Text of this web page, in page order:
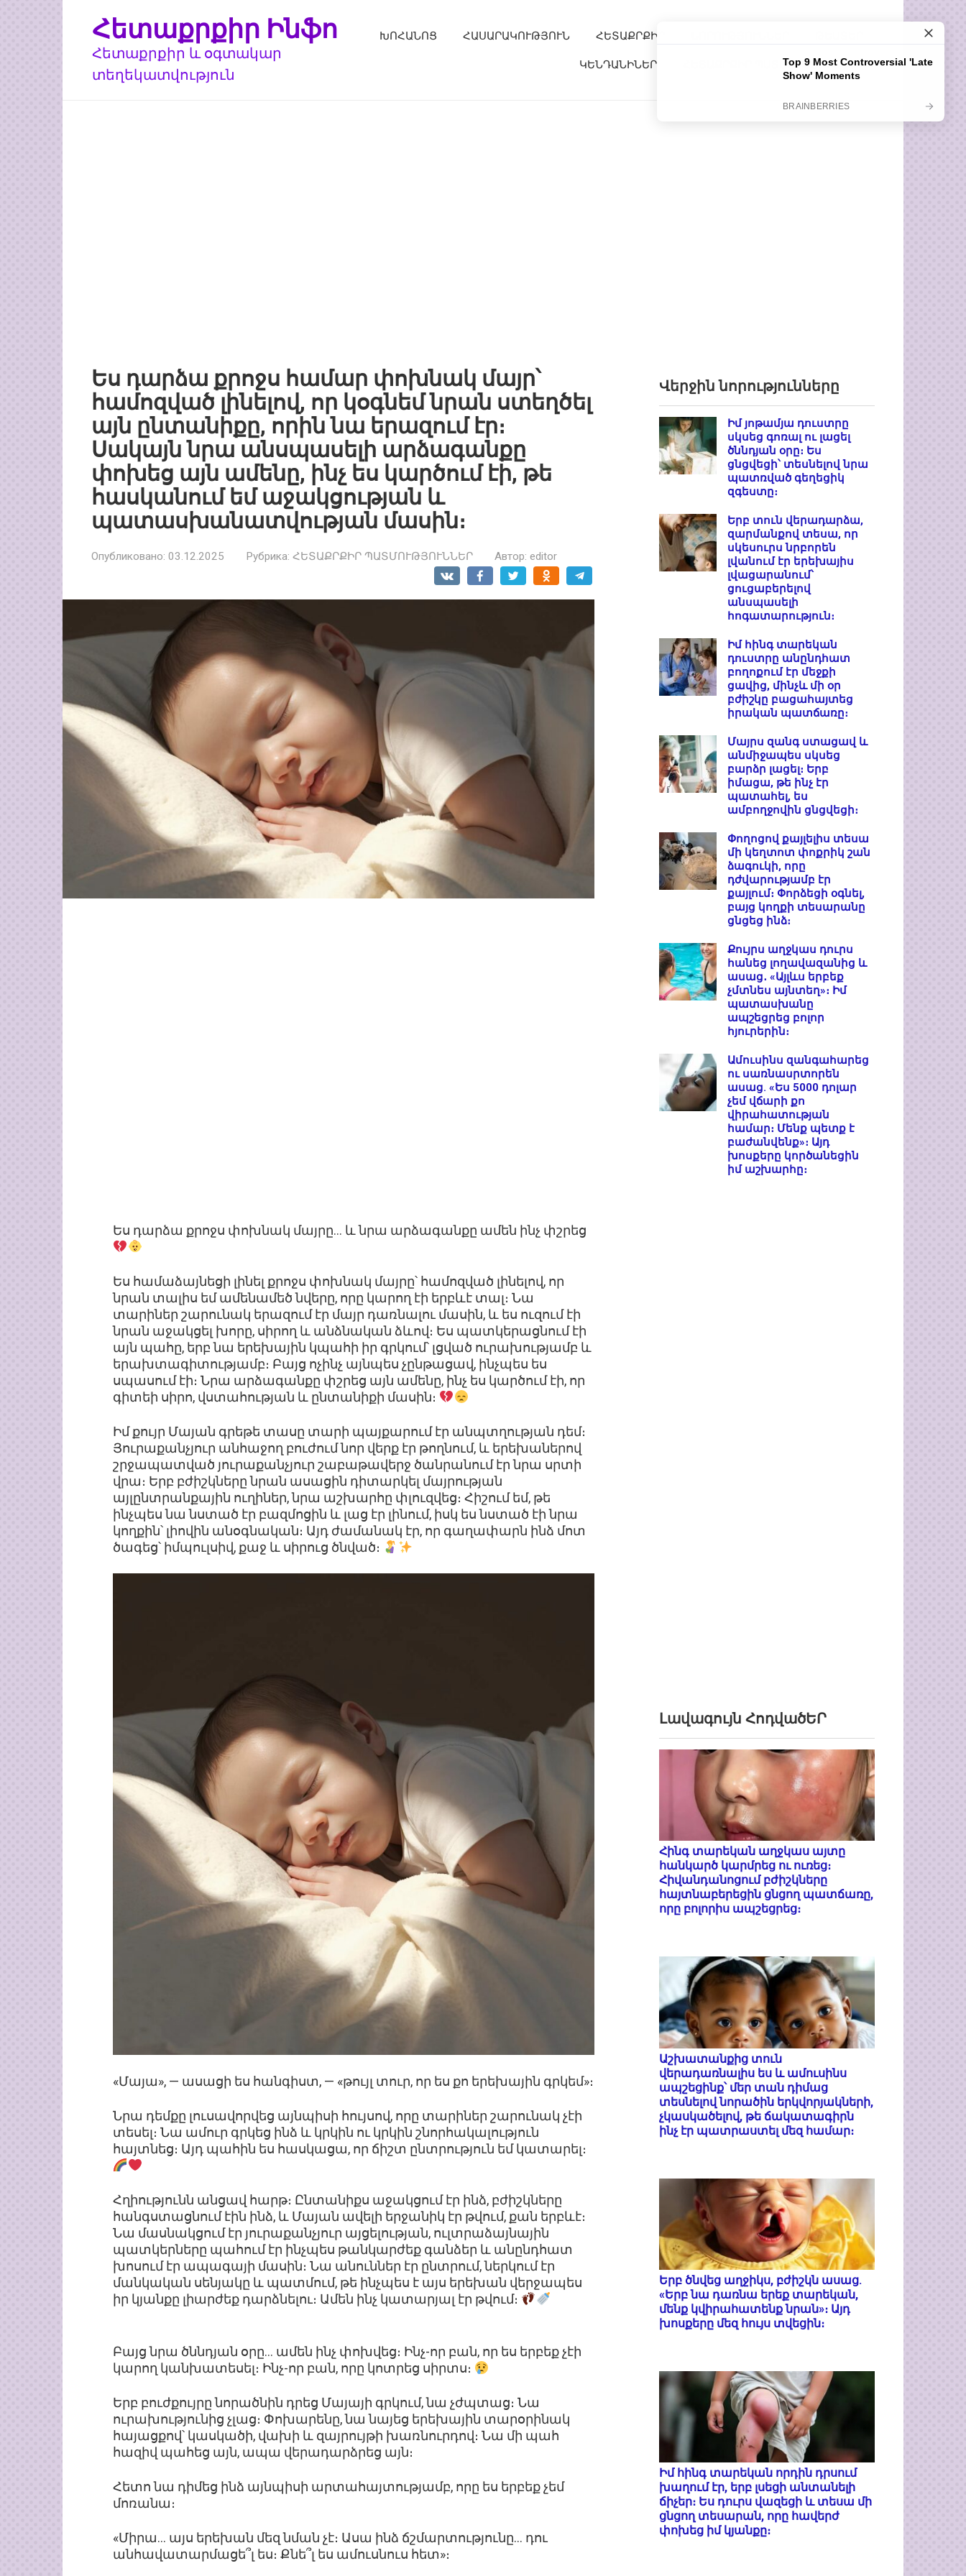
Հետաքրքիր Ինֆո
Հետաքրքիր և օգտակար
տեղեկատվություն
ԽՈՀԱՆՈՑ ՀԱՍԱՐԱԿՈՒԹՅՈՒՆ ՀԵՏԱՔՐՔԻՐ
ԿԵՆԴԱՆԻՆԵՐ ՀԵՏԱՔՐՔԻՐ ՊԱՏՄՈՒԹՅՈՒՆՆԵՐ
Ես դարձա քրոջս համար փոխնակ մայր՝
համոզված լինելով, որ կօգնեմ նրան ստեղծել
այն ընտանիքը, որին նա երազում էր։
Սակայն նրա անսպասելի արձագանքը
փոխեց այն ամենը, ինչ ես կարծում էի, թե
հասկանում եմ աջակցության և
պատասխանատվության մասին։
Опубликовано: 03.12.2025 Рубрика: ՀԵՏԱՔՐՔԻՐ ՊԱՏՄՈՒԹՅՈՒՆՆԵՐ Автор: editor
Ես դարձա քրոջս փոխնակ մայրը… և նրա արձագանքը ամեն ինչ փշրեց
Ես համաձայնեցի լինել քրոջս փոխնակ մայրը՝ համոզված լինելով, որ
նրան տալիս եմ ամենամեծ նվերը, որը կարող էի երբևէ տալ։ Նա
տարիներ շարունակ երազում էր մայր դառնալու մասին, և ես ուզում էի
նրան աջակցել խորը, սիրող և անձնական ձևով։ Ես պատկերացնում էի
այն պահը, երբ նա երեխային կպահի իր գրկում՝ լցված ուրախությամբ և
երախտագիտությամբ։ Բայց ոչինչ այնպես չընթացավ, ինչպես ես
սպասում էի։ Նրա արձագանքը փշրեց այն ամենը, ինչ ես կարծում էի, որ
գիտեի սիրո, վստահության և ընտանիքի մասին։
Իմ քույր Մայան գրեթե տասը տարի պայքարում էր անպտղության դեմ։
Յուրաքանչյուր անհաջող բուժում նոր վերք էր թողնում, և երեխաներով
շրջապատված յուրաքանչյուր շաբաթավերջ ծանրանում էր նրա սրտի
վրա։ Երբ բժիշկները նրան ասացին դիտարկել մայրության
այլընտրանքային ուղիներ, նրա աշխարհը փլուզվեց։ Հիշում եմ, թե
ինչպես նա նստած էր բազմոցին և լաց էր լինում, իսկ ես նստած էի նրա
կողքին՝ լիովին անօգնական։ Այդ ժամանակ էր, որ գաղափարն ինձ մոտ
ծագեց՝ իմպուլսիվ, քաջ և սիրուց ծնված։
«Մայա», — ասացի ես հանգիստ, — «թույլ տուր, որ ես քո երեխային գրկեմ»։
Նրա դեմքը լուսավորվեց այնպիսի հույսով, որը տարիներ շարունակ չէի
տեսել։ Նա ամուր գրկեց ինձ և կրկին ու կրկին շնորհակալություն
հայտնեց։ Այդ պահին ես հասկացա, որ ճիշտ ընտրություն եմ կատարել։
Հղիությունն անցավ հարթ։ Ընտանիքս աջակցում էր ինձ, բժիշկները
հանգստացնում էին ինձ, և Մայան ավելի երջանիկ էր թվում, քան երբևէ։
Նա մասնակցում էր յուրաքանչյուր այցելության, ուլտրաձայնային
պատկերները պահում էր ինչպես թանկարժեք գանձեր և անընդհատ
խոսում էր ապագայի մասին։ Նա անուններ էր ընտրում, ներկում էր
մանկական սենյակը և պատմում, թե ինչպես է այս երեխան վերջապես
իր կյանքը լիարժեք դարձնելու։ Ամեն ինչ կատարյալ էր թվում։
Բայց նրա ծննդյան օրը… ամեն ինչ փոխվեց։ Ինչ-որ բան, որ ես երբեք չէի
կարող կանխատեսել։ Ինչ-որ բան, որը կոտրեց սիրտս։
Երբ բուժքույրը նորածնին դրեց Մայայի գրկում, նա չժպտաց։ Նա
ուրախությունից չլաց։ Փոխարենը, նա նայեց երեխային տարօրինակ
հայացքով՝ կասկածի, վախի և զայրույթի խառնուրդով։ Նա մի պահ
հազիվ պահեց այն, ապա վերադարձրեց այն։
Հետո նա դիմեց ինձ այնպիսի արտահայտությամբ, որը ես երբեք չեմ
մոռանա։
«Միրա… այս երեխան մեզ նման չէ։ Ասա ինձ ճշմարտությունը… դու
անհավատարմացե՞լ ես։ Քնե՞լ ես ամուսնուս հետ»։
Վերջին նորությունները
Իմ յոթամյա դուստրը
սկսեց գոռալ ու լացել
ծննդյան օրը։ Ես
ցնցվեցի՝ տեսնելով նրա
պատռված գեղեցիկ
զգեստը։
Երբ տուն վերադարձա,
զարմանքով տեսա, որ
սկեսուրս նրբորեն
լվանում էր երեխայիս
լվացարանում՝
ցուցաբերելով
անսպասելի
հոգատարություն։
Իմ հինգ տարեկան
դուստրը անընդհատ
բողոքում էր մեջքի
ցավից, մինչև մի օր
բժիշկը բացահայտեց
իրական պատճառը։
Մայրս զանգ ստացավ և
անմիջապես սկսեց
բարձր լացել։ Երբ
իմացա, թե ինչ էր
պատահել, ես
ամբողջովին ցնցվեցի։
Փողոցով քայլելիս տեսա
մի կեղտոտ փոքրիկ շան
ձագուկի, որը
դժվարությամբ էր
քայլում։ Փորձեցի օգնել,
բայց կողքի տեսարանը
ցնցեց ինձ։
Քույրս աղջկաս դուրս
հանեց լողավազանից և
ասաց․ «Այլևս երբեք
չմտնես այնտեղ»։ Իմ
պատասխանը
ապշեցրեց բոլոր
հյուրերին։
Ամուսինս զանգահարեց
ու սառնասրտորեն
ասաց. «Ես 5000 դոլար
չեմ վճարի քո
վիրահատության
համար։ Մենք պետք է
բաժանվենք»։ Այդ
խոսքերը կործանեցին
իմ աշխարհը։
Լավագույն ՀոդվածԵՐ
Հինգ տարեկան աղջկաս այտը
հանկարծ կարմրեց ու ուռեց։
Հիվանդանոցում բժիշկները
հայտնաբերեցին ցնցող պատճառը,
որը բոլորիս ապշեցրեց։
Աշխատանքից տուն
վերադառնալիս ես և ամուսինս
ապշեցինք՝ մեր տան դիմաց
տեսնելով նորածին երկվորյակների,
չկասկածելով, թե ճակատագիրն
ինչ էր պատրաստել մեզ համար։
Երբ ծնվեց աղջիկս, բժիշկն ասաց.
«Երբ նա դառնա երեք տարեկան,
մենք կվիրահատենք նրան»։ Այդ
խոսքերը մեզ հույս տվեցին։
Իմ հինգ տարեկան որդին դրսում
խաղում էր, երբ լսեցի անտանելի
ճիչեր։ Ես դուրս վազեցի և տեսա մի
ցնցող տեսարան, որը հավերժ
փոխեց իմ կյանքը։